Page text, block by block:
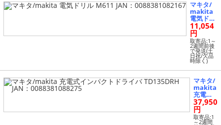
マキタ/
makita
電気ドリ
ル M611 J
AN：008
83810821
67
11,054
円
取寄品:1～
2週間前後
で発送(土
日祝/欠品
時除く)
マキタ/
makita
充電式
インパ
クトド
ライバ
TD135D
37,950
円
取寄品:1
～2週間